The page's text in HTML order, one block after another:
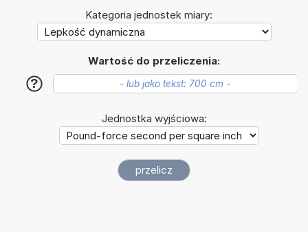
Kategoria jednostek miary:
Wartość do przeliczenia:
?
Jednostka wyjściowa: